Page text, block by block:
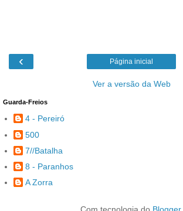
‹ Página inicial
Ver a versão da Web
Guarda-Freios
4 - Pereiró
500
7//Batalha
8 - Paranhos
A Zorra
Com tecnologia do Blogger.